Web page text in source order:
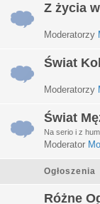
Z życia
Moderatorzy
Świat
Moderatorzy
Świat
Na serio i z
Moderator
Ogłoszenia
Różne